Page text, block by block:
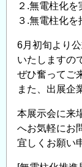
２.無電柱化
３.無電柱化
6月初旬より
いたしますの
ぜひ奮ってご
また、出展企
本展示会に来
へお気軽にお
宜しくお願い